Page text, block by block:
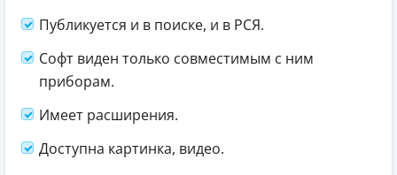
Публикуется и в поиске, и в РСЯ.
Софт виден только совместимым с ним
приборам.
Имеет расширения.
Доступна картинка, видео.